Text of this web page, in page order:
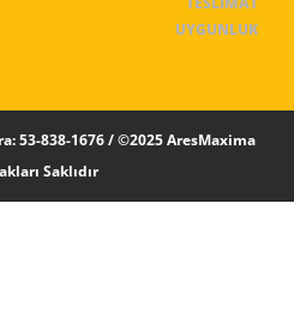
NCAGE: